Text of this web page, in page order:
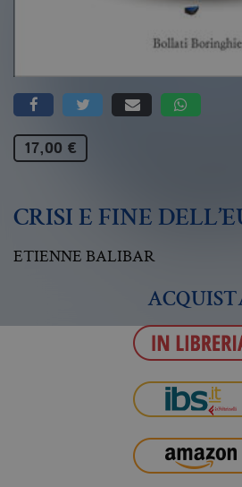
17,00 €
CRISI E FINE
ETIENNE BALIBAR